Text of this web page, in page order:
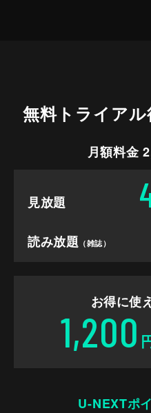
無料トライアル
月額料金
見放題
読み放題 （雑誌）
お得に使
1,200
U-NEXTポ